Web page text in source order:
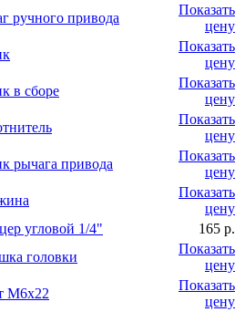
ручного привода
Показать
цену
Показать
цену
в сборе
Показать
цену
Показать
цену
рычага привода
Показать
цену
Показать
цену
угловой 1/4"
165 р.
головки
Показать
цену
М6х22
Показать
цену